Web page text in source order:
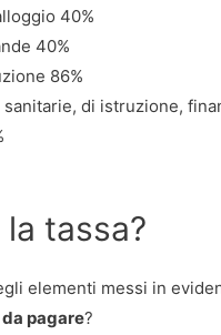
40%
40%
86%
di istruzione,
tassa?
elementi messi in
pagare?